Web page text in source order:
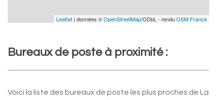
Leaflet | données ©OpenStreetMap/ODbL - renduOSM France
Bureaux de poste à proximité :
Voici la liste des bureaux de poste les plus proches de La